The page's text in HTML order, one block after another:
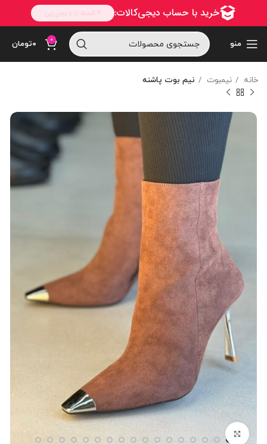
منو 0 ۰تومان
خانه نیمبوت نیم بوت پاشنه